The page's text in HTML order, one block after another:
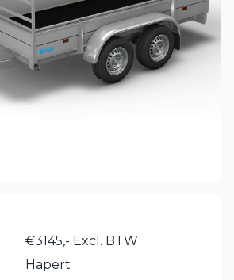
€3145,- Excl. BTW
Hapert